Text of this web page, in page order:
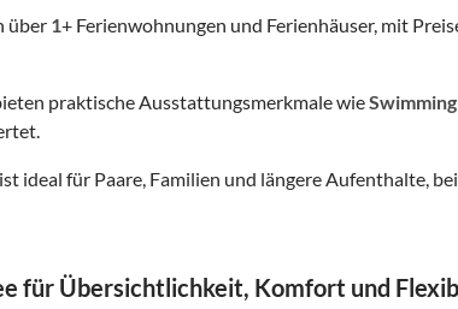
über 1+ Ferienwohnungen und Ferienhäuser, mit
praktische Ausstattungsmerkmale wie
ideal für Paare, Familien und längere Aufenthalte,
für Übersichtlichkeit, Komfort und